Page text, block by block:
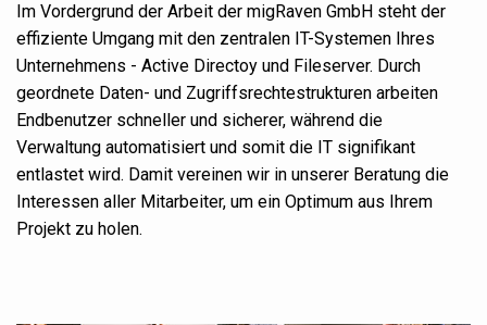
Im Vordergrund der Arbeit der migRaven GmbH steht der
effiziente Umgang mit den zentralen IT-Systemen Ihres
Unternehmens - Active Directoy und Fileserver. Durch
geordnete Daten- und Zugriffsrechtestrukturen arbeiten
Endbenutzer schneller und sicherer, während die
Verwaltung automatisiert und somit die IT signifikant
entlastet wird. Damit vereinen wir in unserer Beratung die
Interessen aller Mitarbeiter, um ein Optimum aus Ihrem
Projekt zu holen.